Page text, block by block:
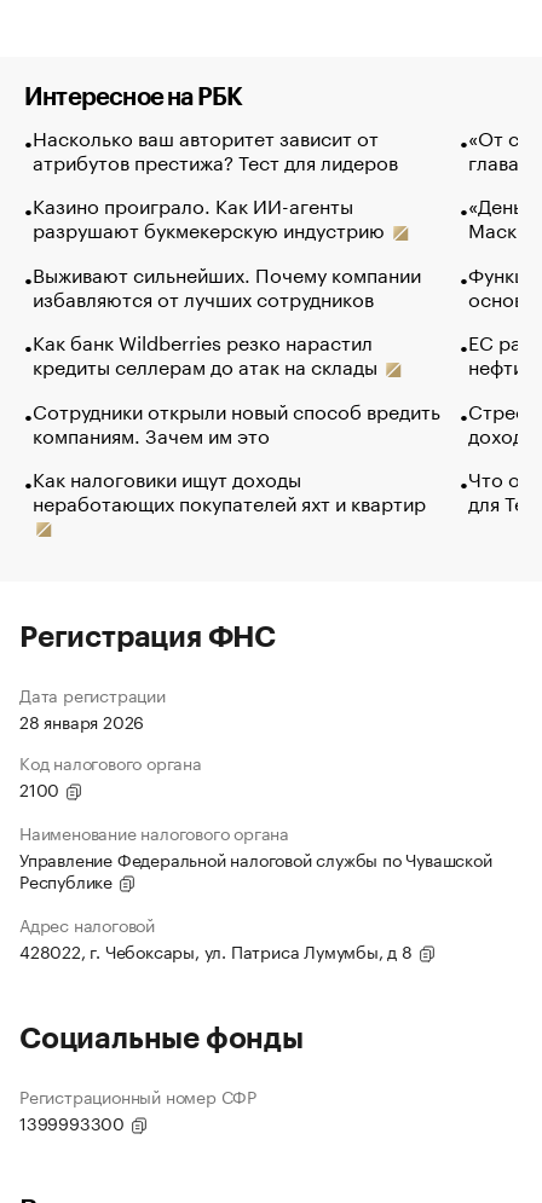
Интересное на РБК
Насколько ваш авторитет зависит от
атрибутов престижа? Тест для лидеров
Казино проиграло. Как ИИ-агенты
разрушают букмекерскую индустрию
Выживают сильнейших. Почему компании
избавляются от лучших сотрудников
Как банк Wildberries резко нарастил
кредиты селлерам до атак на склады
Сотрудники открыли новый способ вредить
компаниям. Зачем им это
Как налоговики ищут доходы
неработающих покупателей яхт и квартир
«От
глава
Маск в
основ
ЕС
нефти
Что
для
Регистрация ФНС
Дата регистрации
28 января 2026
Код налогового органа
2100
Наименование налогового органа
Управление Федеральной налоговой службы по Чувашской
Республике
Адрес налоговой
428022, г. Чебоксары, ул. Патриса Лумумбы, д 8
Социальные фонды
Регистрационный номер СФР
1399993300